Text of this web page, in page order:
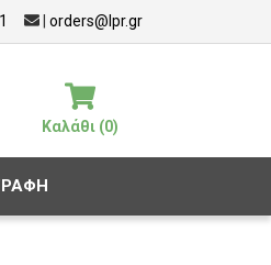
orders@lpr.gr
Καλάθι (0)